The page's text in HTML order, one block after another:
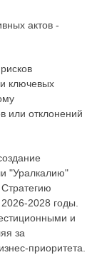
актов -
ключевых
или отклонений
"Уралкалию"
2028 годы.
и
за
приоритета.